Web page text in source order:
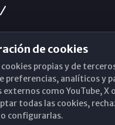
Misa de cookies
propias y de
preferencias, analíticos y
como YouTube, X
todas las cookies,
configurarlas.